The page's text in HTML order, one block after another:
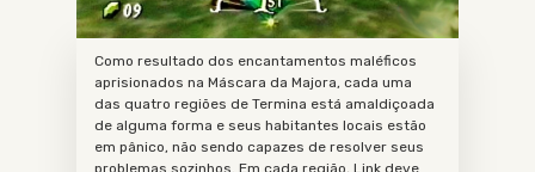
Como resultado dos encantamentos maléficos
aprisionados na Máscara da Majora, cada uma
das quatro regiões de Termina está amaldiçoada
de alguma forma e seus habitantes locais estão
em pânico, não sendo capazes de resolver seus
problemas sozinhos. Em cada região, Link deve